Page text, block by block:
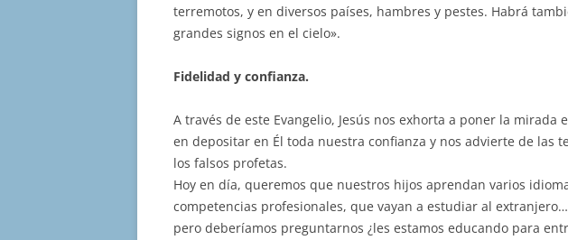
terremotos, y en diversos países, hambres y pestes. Habrá
grandes signos en el cielo».
Fidelidad y confianza.
A través de este Evangelio, Jesús nos exhorta a poner la
en depositar en Él toda nuestra confianza y nos advierte de las
los falsos profetas.
Hoy en día, queremos que nuestros hijos aprendan varios
competencias profesionales, que vayan a estudiar al
pero deberíamos preguntarnos ¿les estamos educando para